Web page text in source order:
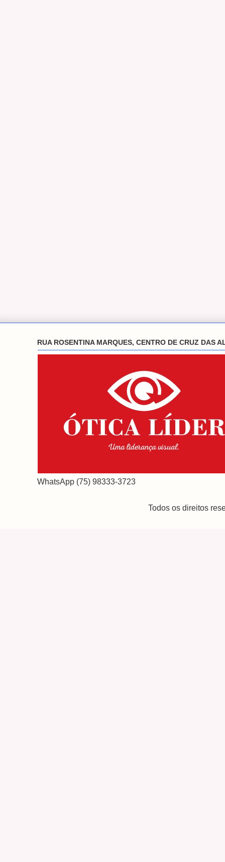
RUA ROSENTINA MARQUES, CENTRO DE CRUZ DAS
WhatsApp (75) 98333-3723
Todos os direitos